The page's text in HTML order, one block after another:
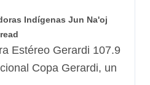
a
José
Indígenas Jun Na'oj
Copa Gerardi, un